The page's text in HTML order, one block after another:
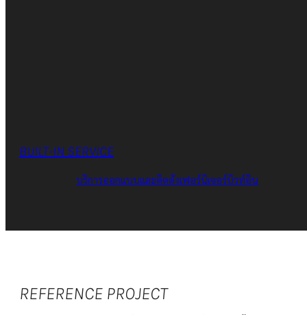
BUILT-IN SERVICE
บริการออกแบบและติดตั้งเฟอร์นิเจอร์บิวท์อิน
REFERENCE PROJECT
P070 บ้านเดี่ยวย่าน
P047 HAUS